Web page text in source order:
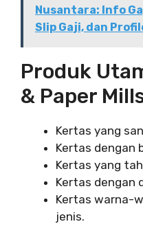
Nusantara: Info
Slip Gaji, dan
Produk
& Paper
Kertas yang
Kertas dengan
Kertas yang
Kertas dengan
Kertas warna-
jenis.